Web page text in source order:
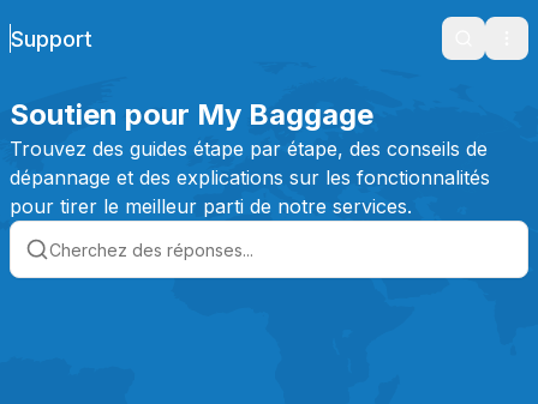
Support Search
Soutien pour My Baggage
Trouvez des guides étape par étape, des conseils de
dépannage et des explications sur les fonctionnalités
pour tirer le meilleur parti de notre services.